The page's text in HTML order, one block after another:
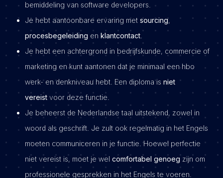
bemiddeling van software developers.
Je hebt aantoonbare ervaring met sourcing,
procesbegeleiding en klantcontact
Je hebt een achtergrond in bedrijfskunde, commercie of
marketing en kunt aantonen dat je minimaal een hbo
werk- en denkniveau hebt. Een diploma is niet
vereist voor deze functie.
Je beheerst de Nederlandse taal uitstekend, zowel in
woord als geschrift. Je zult ook regelmatig in het Engels
moeten communiceren in je functie. Hoewel perfectie
niet vereist is, moet je wel comfortabel genoeg zijn om
professionele gesprekken in het Engels te voeren.